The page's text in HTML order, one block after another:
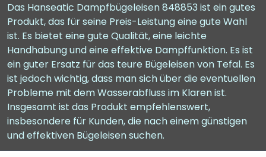
Das Hanseatic Dampfbügeleisen 848853 ist ein gutes
Produkt, das für seine Preis-Leistung eine gute Wahl
ist. Es bietet eine gute Qualität, eine leichte
Handhabung und eine effektive Dampffunktion. Es ist
ein guter Ersatz für das teure Bügeleisen von Tefal. Es
ist jedoch wichtig, dass man sich über die eventuellen
Probleme mit dem Wasserabfluss im Klaren ist.
Insgesamt ist das Produkt empfehlenswert,
insbesondere für Kunden, die nach einem günstigen
und effektiven Bügeleisen suchen.